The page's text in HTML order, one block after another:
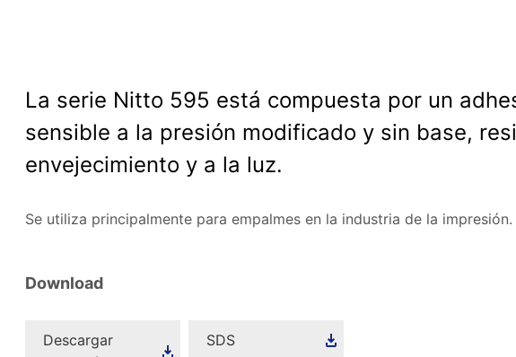
La serie Nitto 595 está compuesta por un
sensible a la presión modificado y sin base,
envejecimiento y a la luz.
Se utiliza principalmente para empalmes en la industria de la impresión.
Download
Descargar
SDS